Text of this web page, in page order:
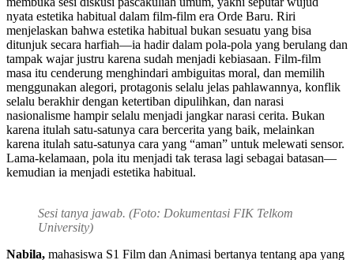
nyata estetika habitual dalam film-film era Orde Baru. Riri
menjelaskan bahwa estetika habitual bukan sesuatu yang bisa
ditunjuk secara harfiah—ia hadir dalam pola-pola yang berulang dan
tampak wajar justru karena sudah menjadi kebiasaan. Film-film
masa itu cenderung menghindari ambiguitas moral, dan memilih
menggunakan alegori, protagonis selalu jelas pahlawannya, konflik
selalu berakhir dengan ketertiban dipulihkan, dan narasi
nasionalisme hampir selalu menjadi jangkar narasi cerita. Bukan
karena itulah satu-satunya cara bercerita yang baik, melainkan
karena itulah satu-satunya cara yang “aman” untuk melewati sensor.
Lama-kelamaan, pola itu menjadi tak terasa lagi sebagai batasan—
kemudian ia menjadi estetika habitual.
Sesi tanya jawab. (Foto: Dokumentasi FIK Telkom
University)
Nabila, mahasiswa S1 Film dan Animasi bertanya tentang apa yang